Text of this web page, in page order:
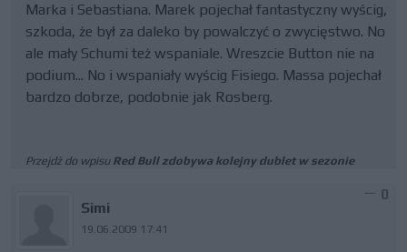
Marka i Sebastiana. Marek pojechał fantastyczny wyścig,
szkoda, że był za daleko by powalczyć o zwycięstwo. No
ale mały Schumi też wspaniale. Wreszcie Button nie na
podium... No i wspaniały wyścig Fisiego. Massa pojechał
bardzo dobrze, podobnie jak Rosberg.
Przejdź do wpisu Red Bull zdobywa kolejny dublet w sezonie
Simi
19.06.2009 17:41
0